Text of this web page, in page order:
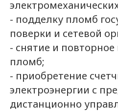
- подделку пломб
поверки и сетевой
- снятие и
пломб;
- приобретение
электроэнергии с
дистанционно